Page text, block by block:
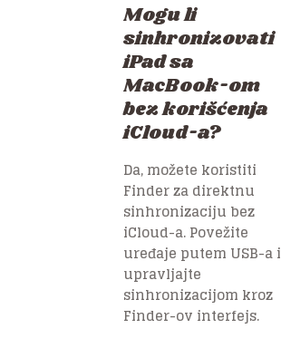
Mogu li
sinhronizovati
iPad sa
MacBook-om
bez korišćenja
iCloud-a?
Da, možete koristiti
Finder za direktnu
sinhronizaciju bez
iCloud-a. Povežite
uređaje putem USB-a i
upravljajte
sinhronizacijom kroz
Finder-ov interfejs.